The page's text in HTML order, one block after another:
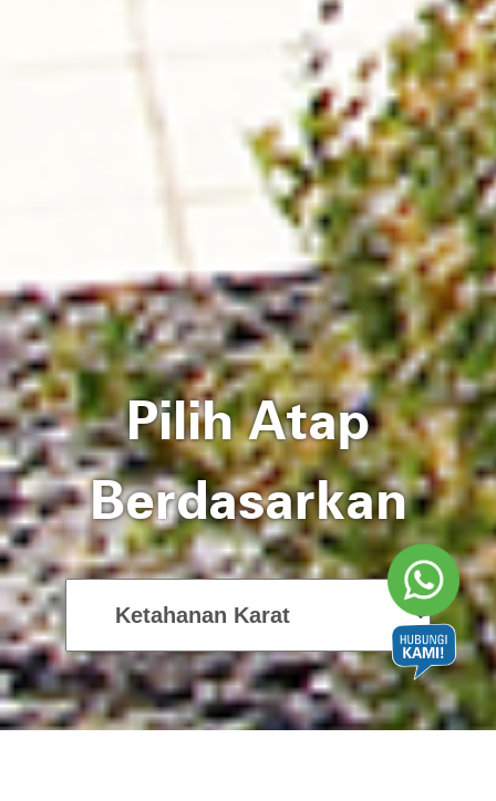
Pilih Atap
Berdasarkan